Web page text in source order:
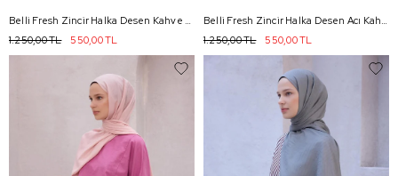
Belli Fresh Zincir Halka Desen Kahve Nayora Şal 1 - 11
550,00 TL
1.250,00 TL
Belli Fresh Zincir Halka Desen Acı Kahve Nayora Şal 1 - 10
550,00 TL
1.250,00 TL